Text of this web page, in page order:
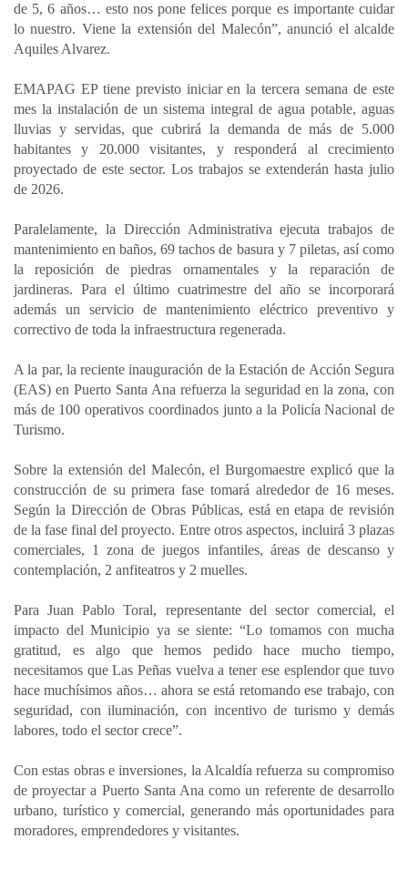
de 5, 6 años… esto nos pone felices porque es importante cuidar
lo nuestro. Viene la extensión del Malecón”, anunció el alcalde
Aquiles Alvarez.
EMAPAG EP tiene previsto iniciar en la tercera semana de este
mes la instalación de un sistema integral de agua potable, aguas
lluvias y servidas, que cubrirá la demanda de más de 5.000
habitantes y 20.000 visitantes, y responderá al crecimiento
proyectado de este sector. Los trabajos se extenderán hasta julio
de 2026.
Paralelamente, la Dirección Administrativa ejecuta trabajos de
mantenimiento en baños, 69 tachos de basura y 7 piletas, así como
la reposición de piedras ornamentales y la reparación de
jardineras. Para el último cuatrimestre del año se incorporará
además un servicio de mantenimiento eléctrico preventivo y
correctivo de toda la infraestructura regenerada.
A la par, la reciente inauguración de la Estación de Acción Segura
(EAS) en Puerto Santa Ana refuerza la seguridad en la zona, con
más de 100 operativos coordinados junto a la Policía Nacional de
Turismo.
Sobre la extensión del Malecón, el Burgomaestre explicó que la
construcción de su primera fase tomará alrededor de 16 meses.
Según la Dirección de Obras Públicas, está en etapa de revisión
de la fase final del proyecto. Entre otros aspectos, incluirá 3 plazas
comerciales, 1 zona de juegos infantiles, áreas de descanso y
contemplación, 2 anfiteatros y 2 muelles.
Para Juan Pablo Toral, representante del sector comercial, el
impacto del Municipio ya se siente: “Lo tomamos con mucha
gratitud, es algo que hemos pedido hace mucho tiempo,
necesitamos que Las Peñas vuelva a tener ese esplendor que tuvo
hace muchísimos años… ahora se está retomando ese trabajo, con
seguridad, con iluminación, con incentivo de turismo y demás
labores, todo el sector crece”.
Con estas obras e inversiones, la Alcaldía refuerza su compromiso
de proyectar a Puerto Santa Ana como un referente de desarrollo
urbano, turístico y comercial, generando más oportunidades para
moradores, emprendedores y visitantes.